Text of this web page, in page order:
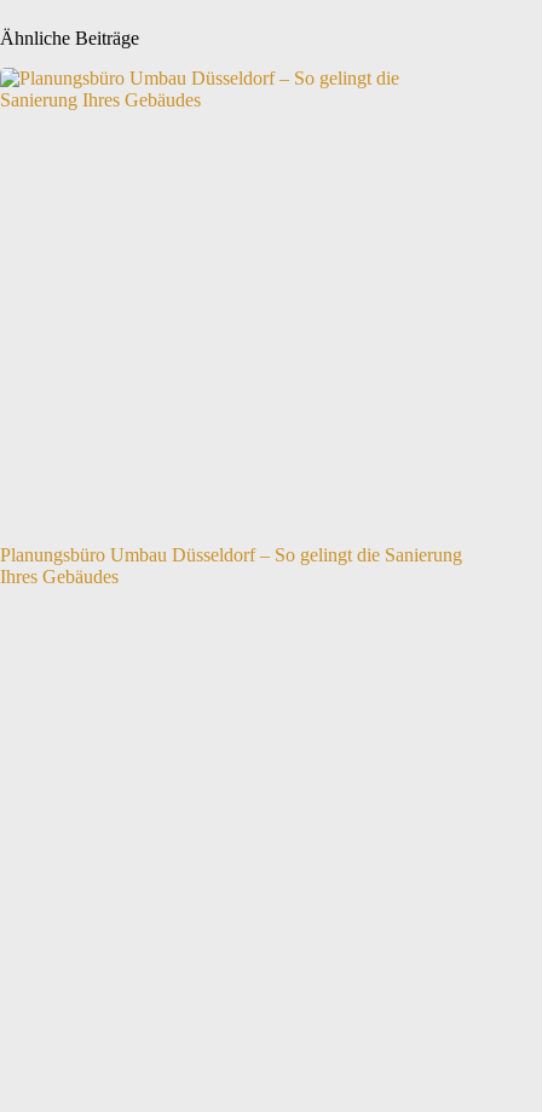
Ähnliche Beiträge
Planungsbüro Umbau Düsseldorf – So gelingt die Sanierung
Ihres Gebäudes